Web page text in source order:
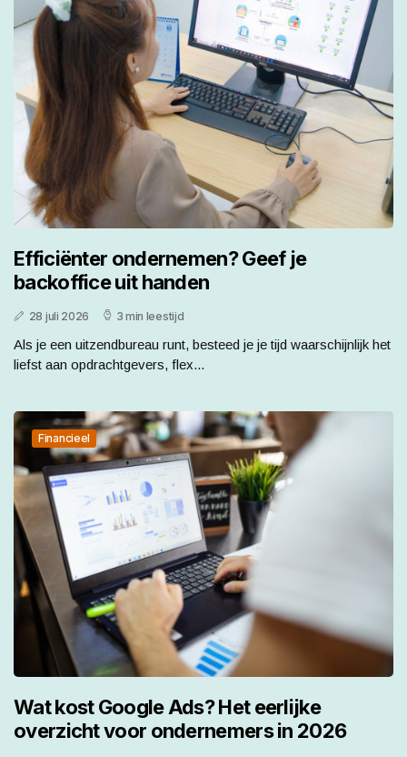
Efficiënter ondernemen? Geef je
backoffice uit handen
28 juli 2026 3 min leestijd
Als je een uitzendbureau runt, besteed je je tijd waarschijnlijk het
liefst aan opdrachtgevers, flex...
Financieel
Wat kost Google Ads? Het eerlijke
overzicht voor ondernemers in 2026